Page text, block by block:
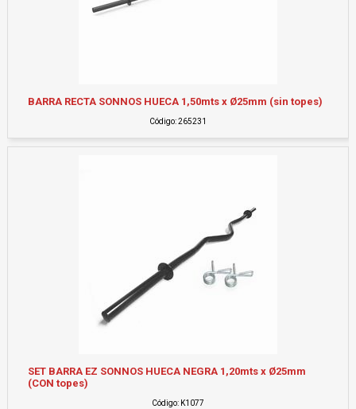
BARRA RECTA SONNOS HUECA 1,50mts x Ø25mm (sin topes)
Código: 265231
SET BARRA EZ SONNOS HUECA NEGRA 1,20mts x Ø25mm
(CON topes)
Código: K1077